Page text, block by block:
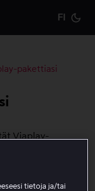
FI
pakettiasi
Viaplay-
tietoja ja/tai